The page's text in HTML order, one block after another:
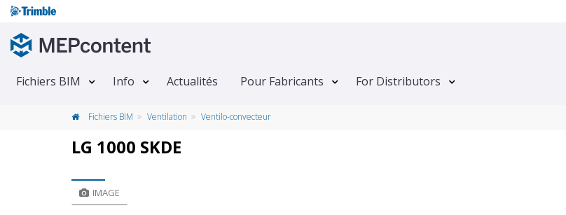
Fichiers BIM Info Actualités Pour Fabricants For Distributors
Fichiers BIM Ventilation Ventilo-convecteur
LG 1000 SKDE
IMAGE